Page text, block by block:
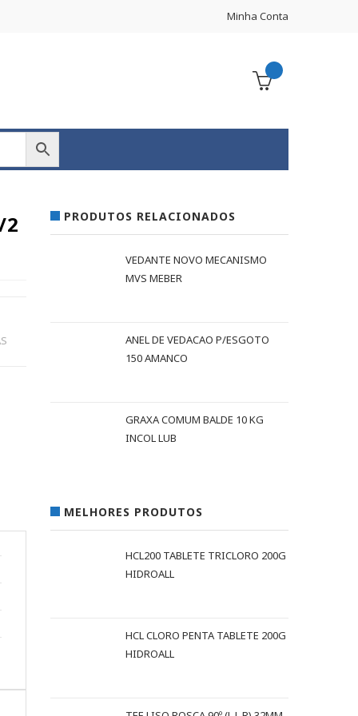
Minha Conta
2
PRODUTOS RELACIONADOS
VEDANTE NOVO MECANISMO
MVS MEBER
ANEL DE VEDACAO P/ESGOTO
150 AMANCO
GRAXA COMUM BALDE 10 KG
INCOL LUB
MELHORES PRODUTOS
HCL200 TABLETE TRICLORO 200G
HIDROALL
HCL CLORO PENTA TABLETE 200G
HIDROALL